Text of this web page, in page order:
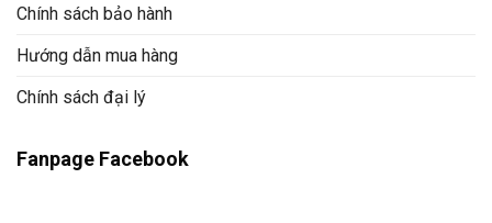
Chính sách bảo hành
Hướng dẫn mua hàng
Chính sách đại lý
Fanpage Facebook